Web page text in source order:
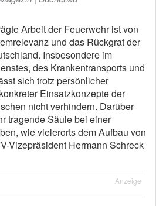
Arbeit der Feuerwehr ist von
und das Rückgrat der
Insbesondere im
des Krankentransports und
sich trotz persönlicher
Einsatzkonzepte der
nicht verhindern. Darüber
tragende Säule bei einer
wie vielerorts dem Aufbau von
Vizepräsident Hermann Schreck
Anzeige